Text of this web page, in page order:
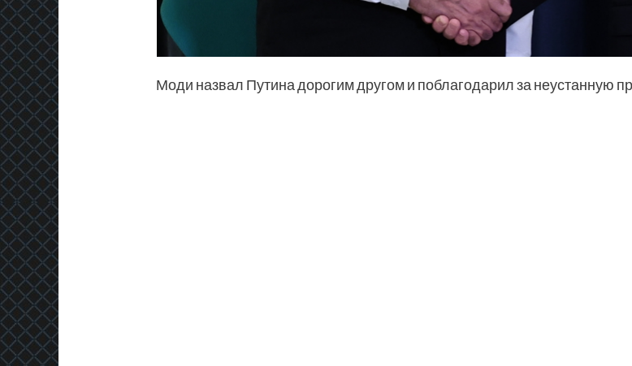
Моди назвал Путина дорогим другом и поблагодарил за неустанную